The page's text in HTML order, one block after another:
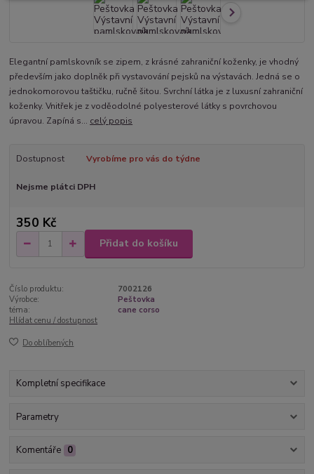
Elegantní pamlskovník se zipem, z krásné zahraniční koženky, je vhodný
především jako doplněk při vystavování pejsků na výstavách. Jedná se o
jednokomorovou taštičku, ručně šitou. Svrchní látka je z luxusní zahraniční
koženky. Vnitřek je z voděodolné polyesterové látky s povrchovou
úpravou. Zapíná s... celý popis
Dostupnost Vyrobíme pro vás do týdne
Nejsme plátci DPH
350 Kč
Přidat do košíku
Číslo produktu:
7002126
Výrobce:
Peštovka
téma:
cane corso
Hlídat cenu / dostupnost
Do oblíbených
Kompletní specifikace
Parametry
Komentáře 0